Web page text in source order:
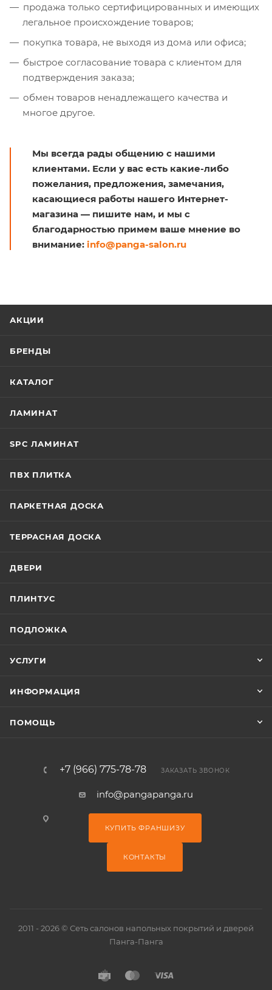
продажа только сертифицированных и имеющих
легальное происхождение товаров;
покупка товара, не выходя из дома или офиса;
быстрое согласование товара с клиентом для
подтверждения заказа;
обмен товаров ненадлежащего качества и
многое другое.
Мы всегда рады общению с нашими
клиентами. Если у вас есть какие-либо
пожелания, предложения, замечания,
касающиеся работы нашего Интернет-
магазина — пишите нам, и мы с
благодарностью примем ваше мнение во
внимание: info@panga-salon.ru
АКЦИИ
БРЕНДЫ
КАТАЛОГ
ЛАМИНАТ
SPC ЛАМИНАТ
ПВХ ПЛИТКА
ПАРКЕТНАЯ ДОСКА
ТЕРРАСНАЯ ДОСКА
ДВЕРИ
ПЛИНТУС
ПОДЛОЖКА
УСЛУГИ
ИНФОРМАЦИЯ
ПОМОЩЬ
+7 (966) 775-78-78 ЗАКАЗАТЬ ЗВОНОК
info@pangapanga.ru
КУПИТЬ ФРАНШИЗУ
КОНТАКТЫ
2011 - 2026 © Сеть салонов напольных покрытий и дверей
Панга-Панга